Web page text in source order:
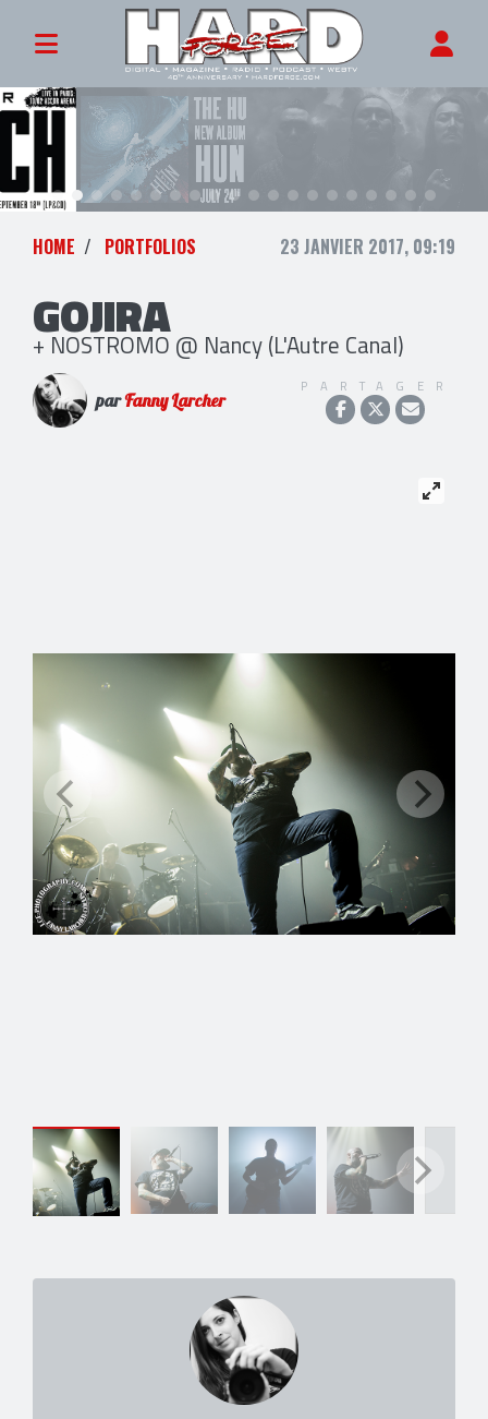
HOME PORTFOLIOS 23 JANVIER 2017, 09:19
GOJIRA
+ NOSTROMO @ Nancy (L'Autre Canal)
parFanny Larcher
PARTAGER